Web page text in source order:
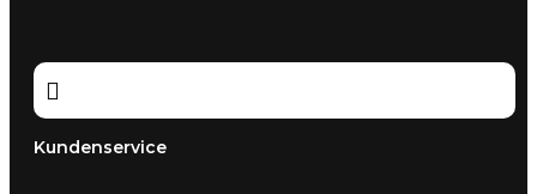

Kundenservice